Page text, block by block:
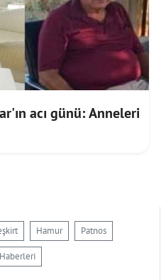
acı günü: Anneleri
Hamur Patnos